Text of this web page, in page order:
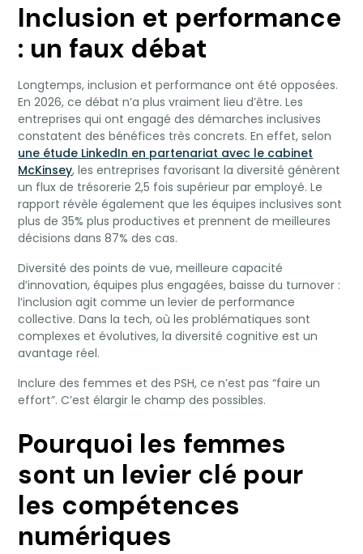
Inclusion et performance
: un faux débat
Longtemps, inclusion et performance ont été opposées.
En 2026, ce débat n’a plus vraiment lieu d’être. Les
entreprises qui ont engagé des démarches inclusives
constatent des bénéfices très concrets. En effet, selon
une étude LinkedIn en partenariat avec le cabinet
McKinsey, les entreprises favorisant la diversité génèrent
un flux de trésorerie 2,5 fois supérieur par employé. Le
rapport révèle également que les équipes inclusives sont
plus de 35% plus productives et prennent de meilleures
décisions dans 87% des cas.
Diversité des points de vue, meilleure capacité
d’innovation, équipes plus engagées, baisse du turnover :
l’inclusion agit comme un levier de performance
collective. Dans la tech, où les problématiques sont
complexes et évolutives, la diversité cognitive est un
avantage réel.
Inclure des femmes et des PSH, ce n’est pas “faire un
effort”. C’est élargir le champ des possibles.
Pourquoi les femmes
sont un levier clé pour
les compétences
numériques